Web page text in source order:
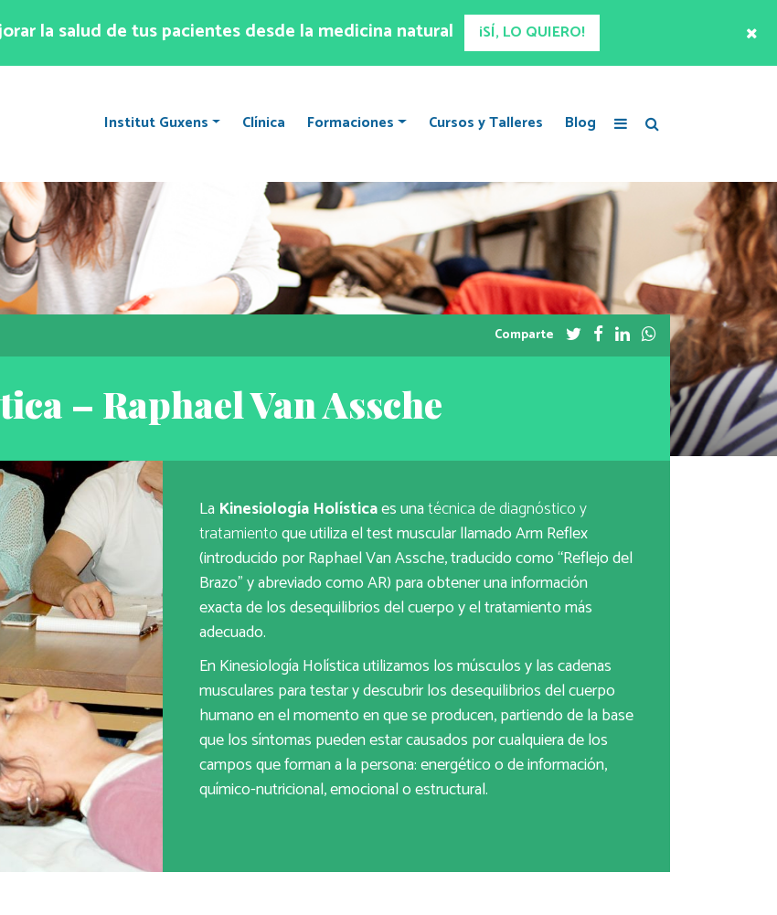
la salud de tus pacientes desde la medicina natural ¡SÍ, LO QUIERO!
Institut Guxens Clínica Formaciones Cursos y Talleres Blog
Comparte
– Raphael Van Assche
La Kinesiología Holísticaes unatécnica de diagnóstico y
tratamientoque utiliza el test muscular llamado Arm Reflex
(introducido por Raphael Van Assche, traducido como “Reflejo del
Brazo” y abreviado como AR) para obtener una información
exacta de los desequilibrios del cuerpo y el tratamiento más
adecuado.
En Kinesiología Holística utilizamos los músculos y las cadenas
musculares para testar y descubrir los desequilibrios del cuerpo
humano en el momento en que se producen, partiendo de la base
que los síntomas pueden estar causados por cualquiera de los
campos que forman a la persona: energético o de información,
químico-nutricional, emocional o estructural.